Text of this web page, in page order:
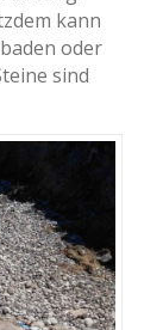
kann
oder
sind